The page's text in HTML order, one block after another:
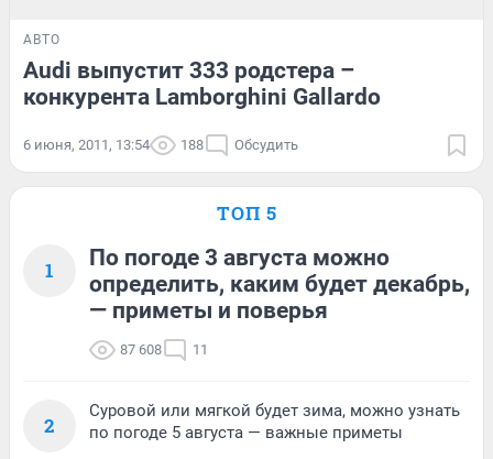
АВТО
Audi выпустит 333 родстера –
конкурента Lamborghini Gallardo
6 июня, 2011, 13:54 188 Обсудить
ТОП 5
1
По погоде 3 августа можно
определить, каким будет декабрь,
— приметы и поверья
87 608 11
2
Суровой или мягкой будет зима, можно узнать
по погоде 5 августа — важные приметы